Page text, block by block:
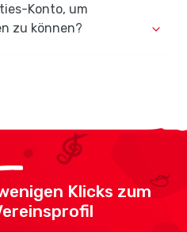
Konto, um
zu können?
Klicks zum